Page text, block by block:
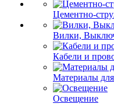
Цементно-
Вилки,
Кабели и
Материалы
Освещение